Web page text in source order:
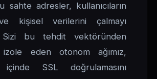
sahte adresler, kullanıcıların
kişisel verilerini çalmayı
Sizi bu tehdit vektöründen
izole eden otonom ağımız,
içinde SSL doğrulamasını